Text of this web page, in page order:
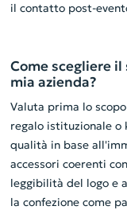
il contatto post-
Come scegliere
mia azienda?
Valuta prima lo
regalo istituzionale
qualità in base
accessori coerenti
leggibilità del logo e
la confezione come